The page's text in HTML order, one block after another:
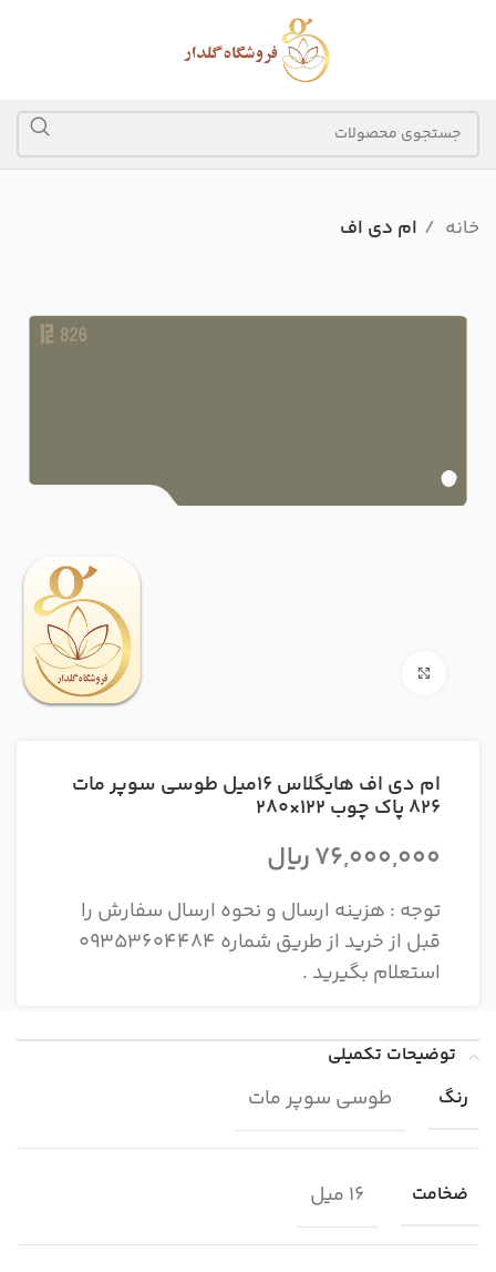
خانه ام دی اف
ام دی اف هایگلاس 16میل طوسی سوپر مات
826 پاک چوب 122×280
76,000,000ریال
توجه : هزینه ارسال و نحوه ارسال سفارش را
قبل از خرید از طریق شماره 09353604484
استعلام بگیرید .
توضیحات تکمیلی
رنگ
طوسی سوپر مات
ضخامت 16 میل